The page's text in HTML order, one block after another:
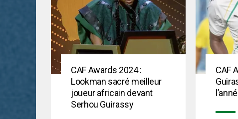
CAF Awards 2024 :
Lookman sacré meilleur
joueur africain devant
Serhou Guirassy
CAF